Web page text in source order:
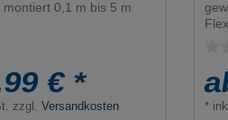
0,1 m bis 5 m
€ *
zzgl.Versandkosten *